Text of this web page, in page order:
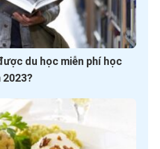
du học miễn phí học
2023?